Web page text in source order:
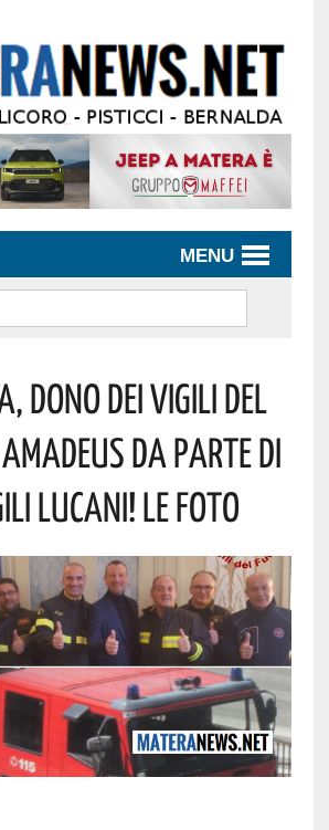
MENU
Dono Dei Vigili Del
Da Parte Di
Lucani! Le Foto